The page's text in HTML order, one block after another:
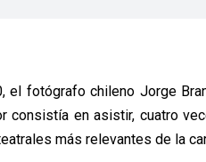
el fotógrafo chileno Jorge
consistía en asistir, cuatro
más relevantes de la